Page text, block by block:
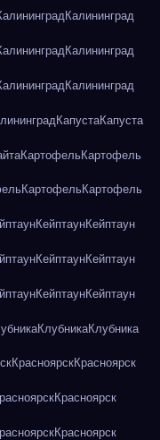
Калининград
Калининград
Калининград
КапустаКапуста
КартофельКартофель
КартофельКартофель
КейптаунКейптаун
КейптаунКейптаун
КейптаунКейптаун
КлубникаКлубника
КрасноярскКрасноярск
Красноярск
Красноярск